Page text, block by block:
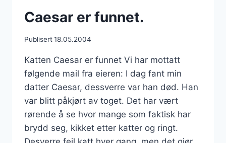
Caesar er funnet.
Publisert18.05.2004
Katten Caesar er funnet Vi har mottatt
følgende mail fra eieren: I dag fant min
datter Caesar, dessverre var han død. Han
var blitt påkjørt av toget. Det har vært
rørende å se hvor mange som faktisk har
brydd seg, kikket etter katter og ringt.